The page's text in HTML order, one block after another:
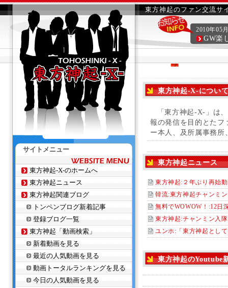
東方神起のファン交流サ
2010年05
GW楽
東方神起-X-につい
「東方神起-X-」は
報の発信を目的とたフ
ー本人、及所属事務
東方神起ニュース
東方神起:２年ぶり再始
韓流:東方神起チャンミ
無料でWOWOW！:12
東方神起:チャンミン入
ユンホ:「東方神起とし
東方神起のYoutube
サイトメニュー
東方神起-X-のホームへ
東方神起ニュース
東方神起関連ブログ
トンペンブログ新着記事
登録ブログ一覧
東方神起「動画検索」
新着動画を見る
最近の人気動画を見る
動画トータルランキングを見る
今日の人気動画を見る